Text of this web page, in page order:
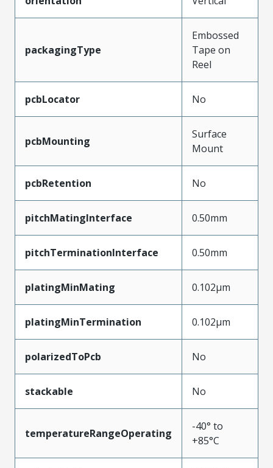
packagingType
Embossed
Tape on
Reel
pcbLocator No
pcbMounting
Surface
Mount
pcbRetention No
pitchMatingInterface 0.50mm
pitchTerminationInterface 0.50mm
platingMinMating 0.102µm
platingMinTermination 0.102µm
polarizedToPcb No
stackable No
temperatureRangeOperating
-40° to
+85°C